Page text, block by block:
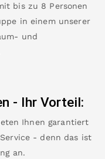
bis zu 8 Personen
in einem unserer
und
- Ihr Vorteil:
Ihnen garantiert
- denn das ist
an.